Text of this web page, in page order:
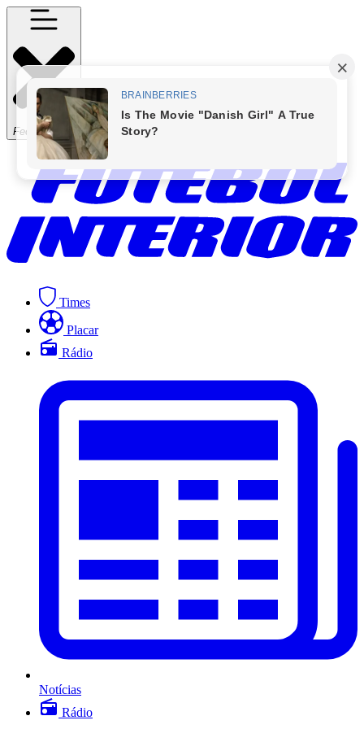
Fechar Menu
Times
Placar
Rádio
Notícias
Rádio